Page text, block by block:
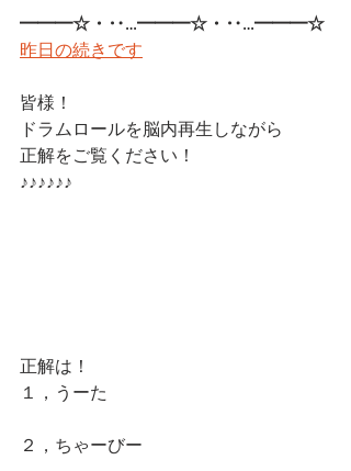
━━━☆・‥…━━━☆・‥…━━━☆
昨日の続きです
皆様！
ドラムロールを脳内再生しながら
正解をご覧ください！
♪♪♪♪♪♪
正解は！
１，うーた
２，ちゃーびー